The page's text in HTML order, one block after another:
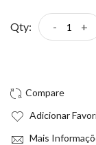
Qty: - +
Adicionar
Mais